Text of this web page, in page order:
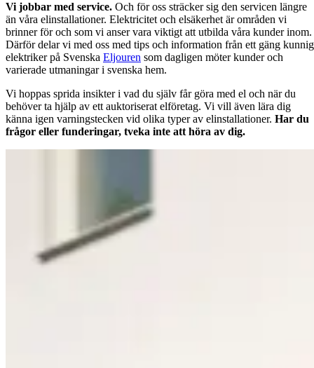
Vi jobbar med service. Och för oss sträcker sig den servicen längre
än våra elinstallationer. Elektricitet och elsäkerhet är områden vi
brinner för och som vi anser vara viktigt att utbilda våra kunder inom.
Därför delar vi med oss med tips och information från ett gäng
elektriker på Svenska Eljouren som dagligen möter kunder och
varierade utmaningar i svenska hem.
Vi hoppas sprida insikter i vad du själv får göra med el och när du
behöver ta hjälp av ett auktoriserat elföretag. Vi vill även lära dig
känna igen varningstecken vid olika typer av elinstallationer. Har du
frågor eller funderingar, tveka inte att höra av dig.